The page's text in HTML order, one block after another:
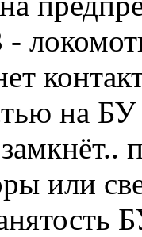
на
или